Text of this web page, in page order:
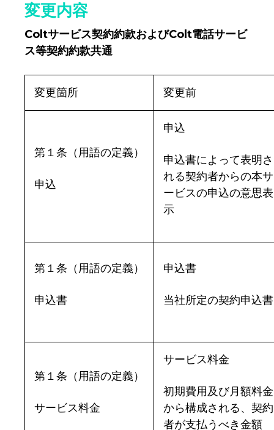
変更内容
Coltサービス契約約款およびColt電話サービ
ス等契約約款共通
変更箇所 変更前
第１条（用語の定義）
申込
申込
申込書によって表明さ
れる契約者からの本サ
ービスの申込の意思表
示
第１条（用語の定義）
申込書
申込書
当社所定の契約申込書
第１条（用語の定義）
サービス料金
サービス料金
初期費用及び月額料金
から構成される、契約
者が支払うべき金額